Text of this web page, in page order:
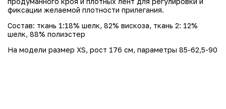
фиксации желаемой плотности прилегания.
Состав: ткань 1:18% шелк, 82% вискоза, ткань 2: 12%
шелк, 88% полиэстер
На модели размер XS, рост 176 см, параметры 85-62,5-90